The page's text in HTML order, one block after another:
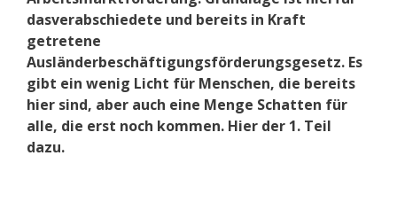
dasverabschiedete und bereits in Kraft
getretene
Ausländerbeschäftigungsförderungsgesetz. Es
gibt ein wenig Licht für Menschen, die bereits
hier sind, aber auch eine Menge Schatten für
alle, die erst noch kommen. Hier der 1. Teil
dazu.